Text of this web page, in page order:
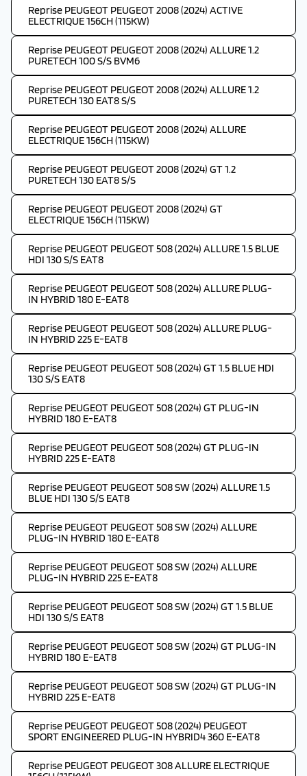
Reprise PEUGEOT PEUGEOT 2008 (2024) ACTIVE
ELECTRIQUE 156CH (115KW)
Reprise PEUGEOT PEUGEOT 2008 (2024) ALLURE 1.2
PURETECH 100 S/S BVM6
Reprise PEUGEOT PEUGEOT 2008 (2024) ALLURE 1.2
PURETECH 130 EAT8 S/S
Reprise PEUGEOT PEUGEOT 2008 (2024) ALLURE
ELECTRIQUE 156CH (115KW)
Reprise PEUGEOT PEUGEOT 2008 (2024) GT 1.2
PURETECH 130 EAT8 S/S
Reprise PEUGEOT PEUGEOT 2008 (2024) GT
ELECTRIQUE 156CH (115KW)
Reprise PEUGEOT PEUGEOT 508 (2024) ALLURE 1.5 BLUE
HDI 130 S/S EAT8
Reprise PEUGEOT PEUGEOT 508 (2024) ALLURE PLUG-
IN HYBRID 180 E-EAT8
Reprise PEUGEOT PEUGEOT 508 (2024) ALLURE PLUG-
IN HYBRID 225 E-EAT8
Reprise PEUGEOT PEUGEOT 508 (2024) GT 1.5 BLUE HDI
130 S/S EAT8
Reprise PEUGEOT PEUGEOT 508 (2024) GT PLUG-IN
HYBRID 180 E-EAT8
Reprise PEUGEOT PEUGEOT 508 (2024) GT PLUG-IN
HYBRID 225 E-EAT8
Reprise PEUGEOT PEUGEOT 508 SW (2024) ALLURE 1.5
BLUE HDI 130 S/S EAT8
Reprise PEUGEOT PEUGEOT 508 SW (2024) ALLURE
PLUG-IN HYBRID 180 E-EAT8
Reprise PEUGEOT PEUGEOT 508 SW (2024) ALLURE
PLUG-IN HYBRID 225 E-EAT8
Reprise PEUGEOT PEUGEOT 508 SW (2024) GT 1.5 BLUE
HDI 130 S/S EAT8
Reprise PEUGEOT PEUGEOT 508 SW (2024) GT PLUG-IN
HYBRID 180 E-EAT8
Reprise PEUGEOT PEUGEOT 508 SW (2024) GT PLUG-IN
HYBRID 225 E-EAT8
Reprise PEUGEOT PEUGEOT 508 (2024) PEUGEOT
SPORT ENGINEERED PLUG-IN HYBRID4 360 E-EAT8
Reprise PEUGEOT PEUGEOT 308 ALLURE ELECTRIQUE